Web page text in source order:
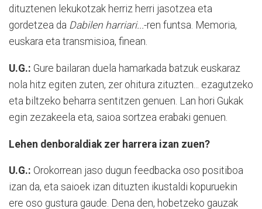
dituztenen lekukotzak herriz herri jasotzea eta
gordetzea da Dabilen harriari...-ren funtsa. Memoria,
euskara eta transmisioa, finean.
U.G.: Gure bailaran duela hamarkada batzuk euskaraz
nola hitz egiten zuten, zer ohitura zituzten... ezagutzeko
eta biltzeko beharra sentitzen genuen. Lan hori Gukak
egin zezakeela eta, saioa sortzea erabaki genuen.
Lehen denboraldiak zer harrera izan zuen?
U.G.: Orokorrean jaso dugun feedbacka oso positiboa
izan da, eta saioek izan dituzten ikustaldi kopuruekin
ere oso gustura gaude. Dena den, hobetzeko gauzak